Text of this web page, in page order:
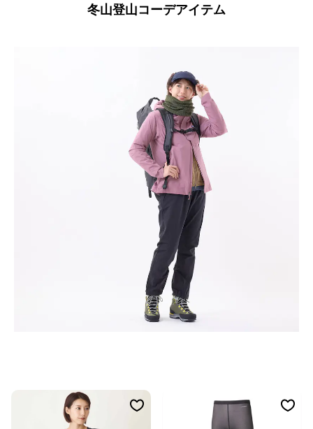
冬山登山コーデアイテム